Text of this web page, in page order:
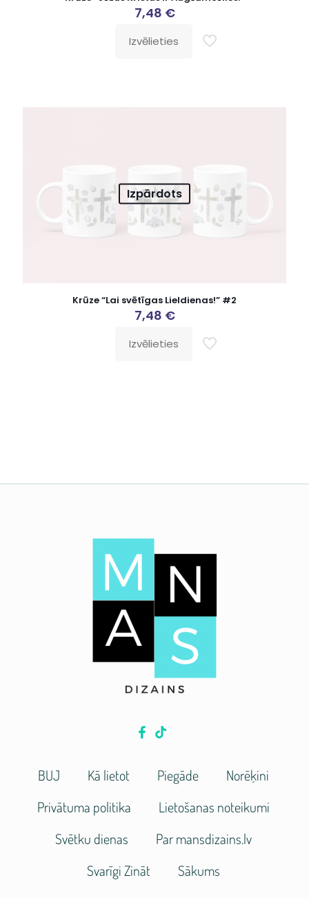
7,48 €
Izvēlieties
Izpārdots
Krūze “Lai svētīgas Lieldienas!” #2
7,48 €
Izvēlieties
BUJ Kā lietot Piegāde
Norēķini
Privātuma politika
Lietošanas noteikumi
Svētku dienas
Par mansdizains.lv
Svarīgi Zināt
Sākums